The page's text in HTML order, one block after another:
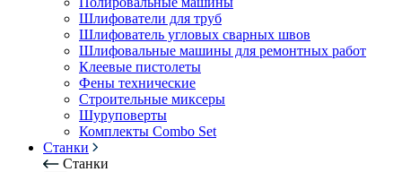
Шлифователи для труб
Шлифователь угловых сварных швов
Шлифовальные машины для ремонтных работ
Клеевые пистолеты
Фены технические
Строительные миксеры
Шуруповерты
Комплекты Combo Set
Станки
Станки